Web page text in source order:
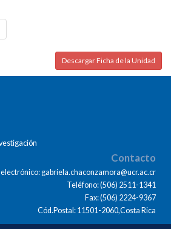
Descargar Ficha de la Unidad
Contacto
gabriela.chaconzamora@ucr.ac.cr
Teléfono: (506) 2511-1341
Fax: (506) 2224-9367
Cód.Postal: 11501-2060,Costa Rica